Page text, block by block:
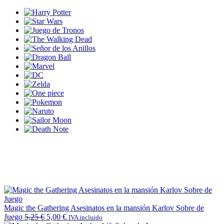
Magic the Gathering Asesinatos en la mansión Karlov Sobre de
Juego 5,25€ 5,00 € IVA incluido